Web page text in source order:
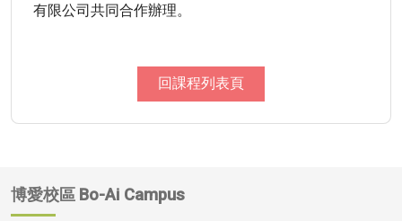
有限公司共同合作辦理。
回課程列表頁
博愛校區 Bo-Ai Campus